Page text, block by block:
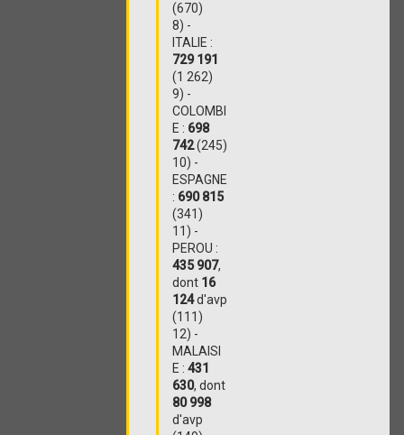
(670)
8) -
ITALIE :
729 191
(1 262)
9) -
COLOMBI
E : 698
742(245)
10) -
ESPAGNE
: 690 815
(341)
11) -
PEROU :
435 907,
dont 16
124d'avp
(111)
12) -
MALAISI
E :431
630, dont
80 998
d'avp